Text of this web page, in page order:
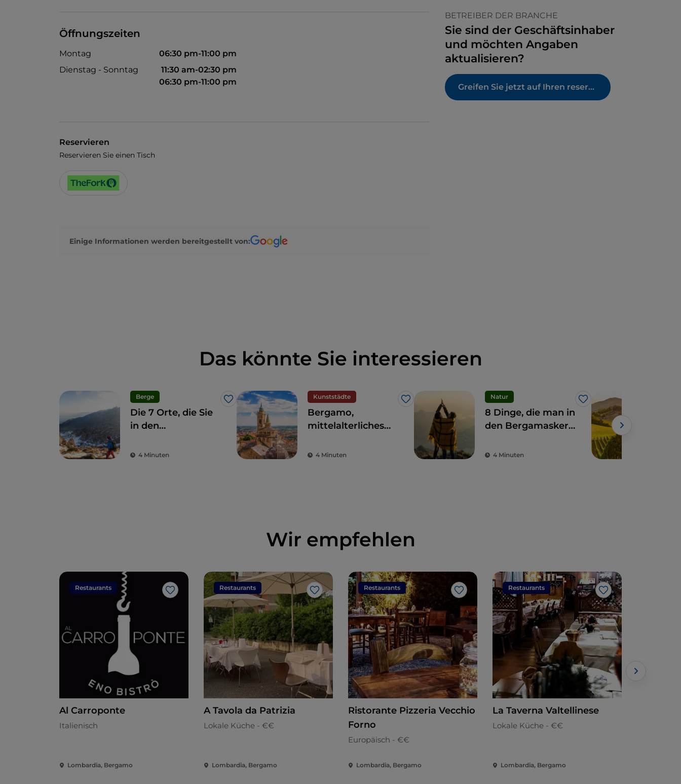
Öffnungszeiten
Montag
06:30 pm-11:00 pm
Dienstag - Sonntag
11:30 am-02:30 pm
06:30 pm-11:00 pm
Reservieren
Reservieren Sie einen Tisch
Einige Informationen werden bereitgestellt von:
BETREIBER DER BRANCHE
Sie sind der Geschäftsinhaber
und möchten Angaben
aktualisieren?
Greifen Sie jetzt auf Ihren reservierten Bereich zu
Das könnte Sie interessieren
Berge
Like
Die 7 Orte, die Sie
in den
Alpen nicht
4 Minuten
Kunststädte
Like
Bergamo,
mittelalterliches
zeitgenössische
4 Minuten
Natur
Like
8 Dinge, die man in
den Bergamasker
um ihre Schönheit
4 Minuten
Wir empfehlen
Restaurants
Like
Al Carroponte
Italienisch
Lombardia, Bergamo
Restaurants
Like
A Tavola da Patrizia
Lokale Küche - €€
Lombardia, Bergamo
Restaurants
Like
Ristorante Pizzeria Vecchio
Forno
Europäisch - €€
Lombardia, Bergamo
Restaurants
Like
La Taverna Valtellinese
Lokale Küche - €€
Lombardia, Bergamo